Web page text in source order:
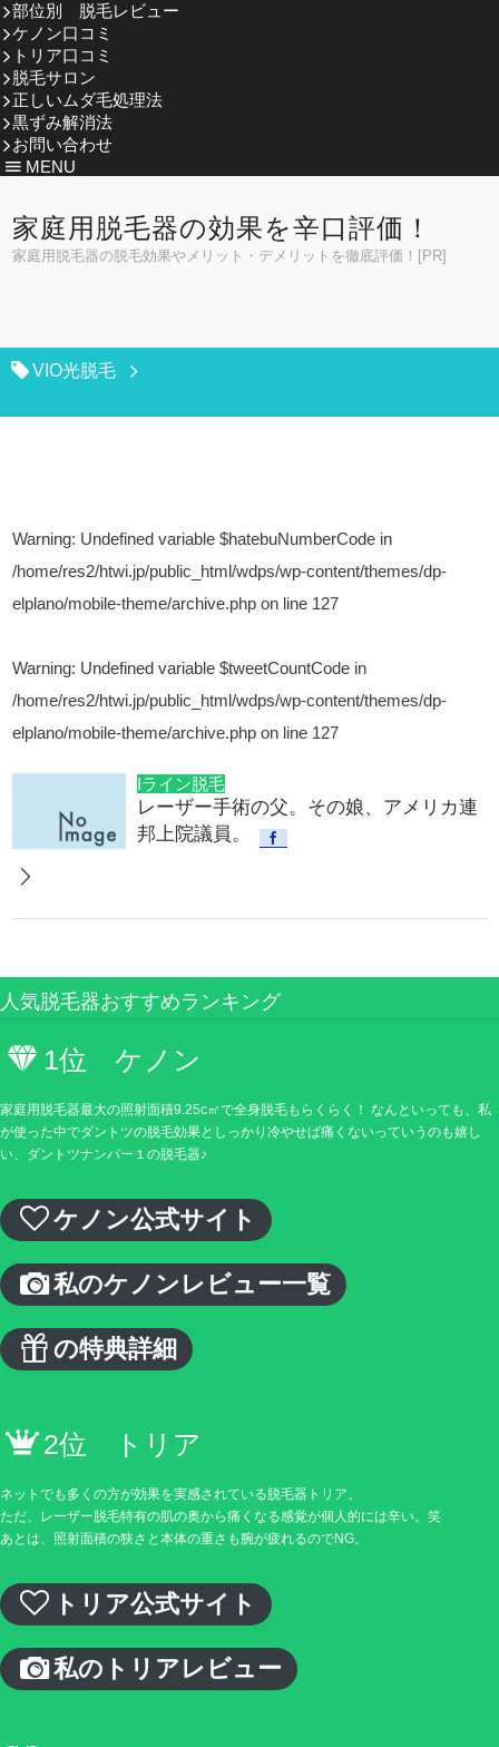
部位別 脱毛レビュー
ケノン口コミ
トリア口コミ
脱毛サロン
正しいムダ毛処理法
黒ずみ解消法
お問い合わせ
MENU
家庭用脱毛器の効果を辛口評価！
家庭用脱毛器の脱毛効果やメリット・デメリットを徹底評価！[PR]
VIO光脱毛
Warning: Undefined variable $hatebuNumberCode in
/home/res2/htwi.jp/public_html/wdps/wp-content/themes/dp-
elplano/mobile-theme/archive.php on line 127
Warning: Undefined variable $tweetCountCode in
/home/res2/htwi.jp/public_html/wdps/wp-content/themes/dp-
elplano/mobile-theme/archive.php on line 127
Iライン脱毛
レーザー手術の父。その娘、アメリカ連
邦上院議員。
人気脱毛器おすすめランキング
1位 ケノン
家庭用脱毛器最大の照射面積9.25c㎡で全身脱毛もらくらく！ なんといっても、私
が使った中でダントツの脱毛効果としっかり冷やせば痛くないっていうのも嬉し
い、ダントツナンバー１の脱毛器♪
ケノン公式サイト
私のケノンレビュー一覧
の特典詳細
2位 トリア
ネットでも多くの方が効果を実感されている脱毛器トリア。
ただ、レーザー脱毛特有の肌の奥から痛くなる感覚が個人的には辛い。笑
あとは、照射面積の狭さと本体の重さも腕が疲れるのでNG。
トリア公式サイト
私のトリアレビュー